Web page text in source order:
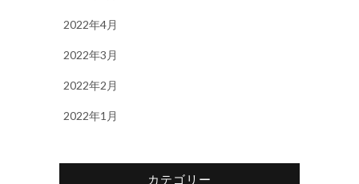
2022年4月
2022年3月
2022年2月
2022年1月
カテゴリー